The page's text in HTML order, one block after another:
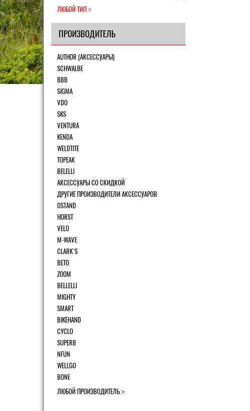
ЛЮБОЙ ТИП
ПРОИЗВОДИТЕЛЬ
AUTHOR (АКСЕССУАРЫ)
SCHWALBE
BBB
SIGMA
VDO
SKS
VENTURA
KENDA
WELDTITE
TOPEAK
BELELLI
АКСЕССУАРЫ СО СКИДКОЙ
ДРУГИЕ ПРОИЗВОДИТЕЛИ АКСЕССУАРОВ
OSTAND
HORST
VELO
M-WAVE
CLARK`S
BETO
ZOOM
BELLELLI
MIGHTY
SMART
BIKEHAND
CYCLO
SUPERB
NFUN
WELLGO
BONE
ЛЮБОЙ ПРОИЗВОДИТЕЛЬ